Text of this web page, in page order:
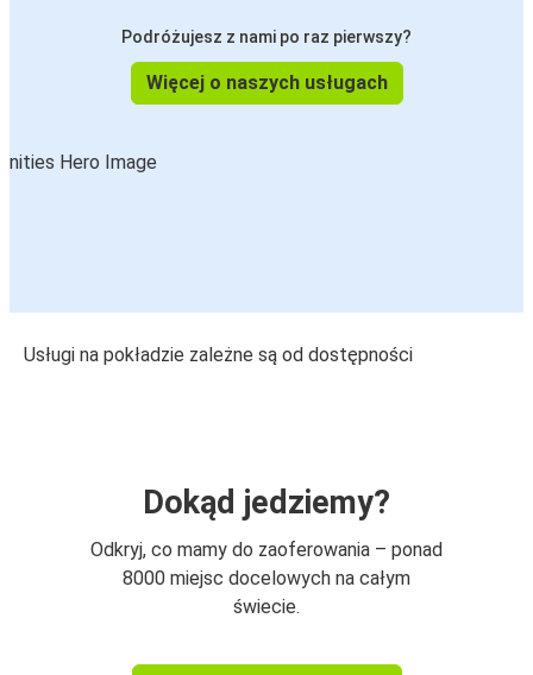
Podróżujesz z nami po raz pierwszy?
Więcej o naszych usługach
Usługi na pokładzie zależne są od dostępności
Dokąd jedziemy?
Odkryj, co mamy do zaoferowania – ponad
8000 miejsc docelowych na całym
świecie.